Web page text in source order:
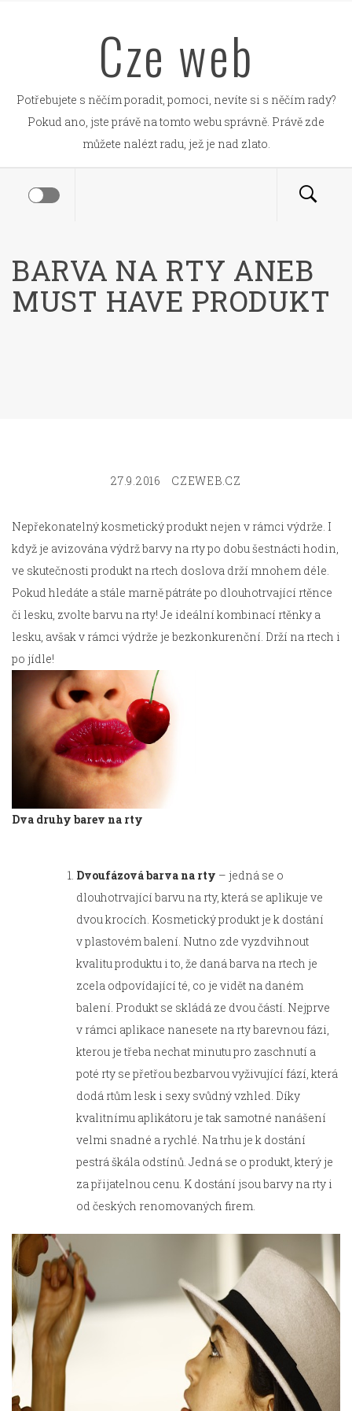
Cze web
Potřebujete s něčím poradit, pomoci, nevíte si s něčím rady?
Pokud ano, jste právě na tomto webu správně. Právě zde
můžete nalézt radu, jež je nad zlato.
BARVA NA RTY ANEB
MUST HAVE PRODUKT
27.9.2016 CZEWEB.CZ
Nepřekonatelný kosmetický produkt nejen v rámci výdrže. I
když je avizována výdrž barvy na rty po dobu šestnácti hodin,
ve skutečnosti produkt na rtech doslova drží mnohem déle.
Pokud hledáte a stále marně pátráte po dlouhotrvající rtěnce
či lesku, zvolte barvu na rty! Je ideální kombinací rtěnky a
lesku, avšak v rámci výdrže je bezkonkurenční. Drží na rtech i
po jídle!
Dva druhy barev na rty
Dvoufázová barva na rty – jedná se o
dlouhotrvající barvu na rty, která se aplikuje ve
dvou krocích. Kosmetický produkt je k dostání
v plastovém balení. Nutno zde vyzdvihnout
kvalitu produktu i to, že daná barva na rtech je
zcela odpovídající té, co je vidět na daném
balení. Produkt se skládá ze dvou částí. Nejprve
v rámci aplikace nanesete na rty barevnou fázi,
kterou je třeba nechat minutu pro zaschnutí a
poté rty se přetřou bezbarvou vyživující fází, která
dodá rtům lesk i sexy svůdný vzhled. Díky
kvalitnímu aplikátoru je tak samotné nanášení
velmi snadné a rychlé. Na trhu je k dostání
pestrá škála odstínů. Jedná se o produkt, který je
za přijatelnou cenu. K dostání jsou barvy na rty i
od českých renomovaných firem.